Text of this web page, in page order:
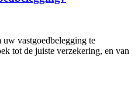
uw vastgoedbelegging te
tot de juiste verzekering, en van